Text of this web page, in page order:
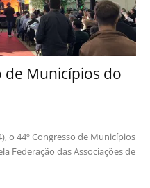
de Municípios do
o 44º Congresso de Municípios
Federação das Associações de